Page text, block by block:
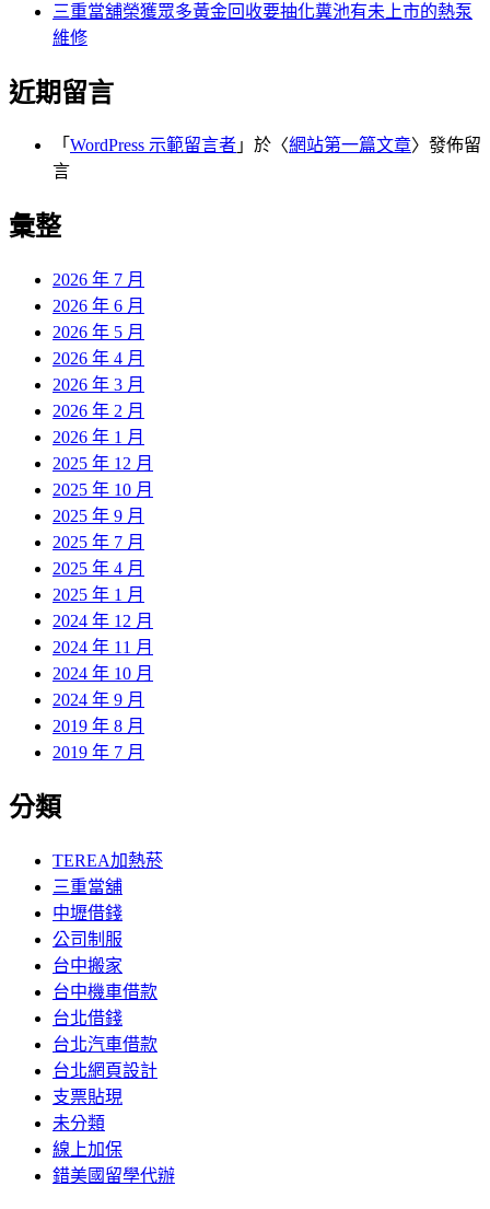
三重當舖榮獲眾多黃金回收要抽化糞池有未上市的熱泵
維修
近期留言
「 WordPress 示範留言者 」於〈網站第一篇文章〉發佈留
言
彙整
2026 年 7 月
2026 年 6 月
2026 年 5 月
2026 年 4 月
2026 年 3 月
2026 年 2 月
2026 年 1 月
2025 年 12 月
2025 年 10 月
2025 年 9 月
2025 年 7 月
2025 年 4 月
2025 年 1 月
2024 年 12 月
2024 年 11 月
2024 年 10 月
2024 年 9 月
2019 年 8 月
2019 年 7 月
分類
TEREA加熱菸
三重當舖
中壢借錢
公司制服
台中搬家
台中機車借款
台北借錢
台北汽車借款
台北網頁設計
支票貼現
未分類
線上加保
錯美國留學代辦